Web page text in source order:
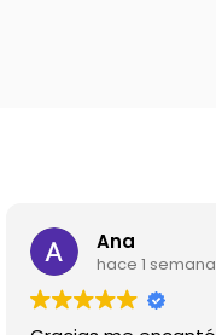
Ana
hace 1 semana